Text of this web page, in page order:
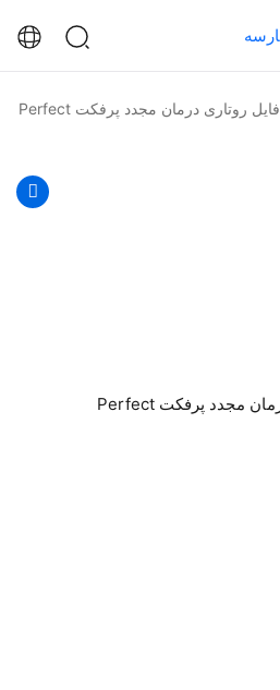
فایل روتاری درمان مجدد پرفکت Perfect